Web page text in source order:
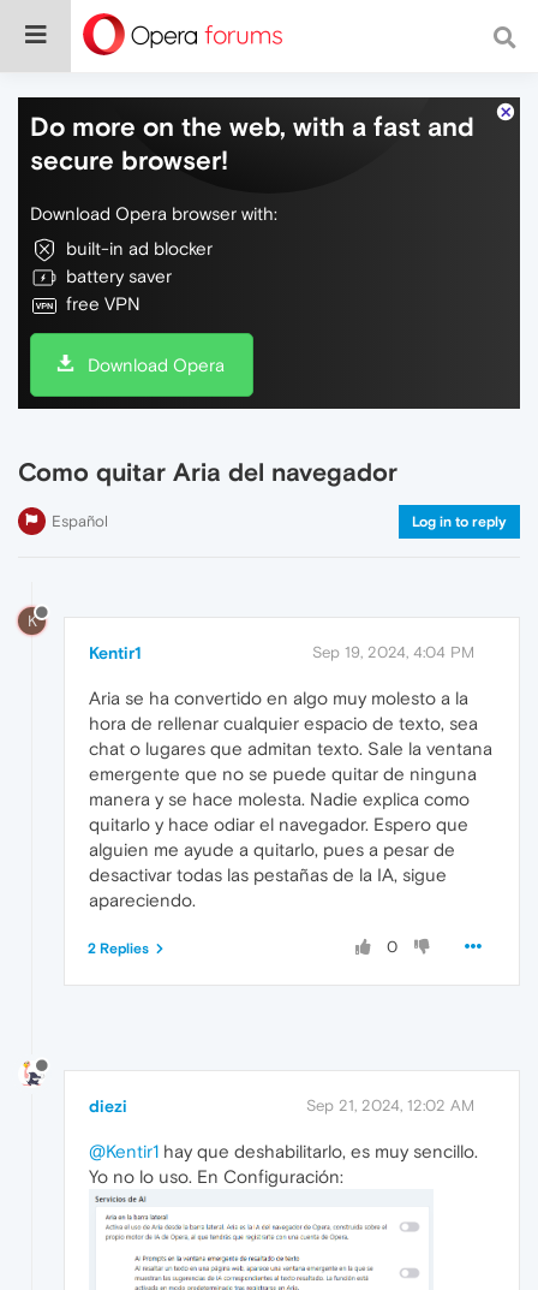
Do more on the web, with a fast and
secure browser!
Download Opera browser with:
built-in ad blocker
battery saver
free VPN
Download Opera
Como quitar Aria del navegador
Español Log in to reply
K
Kentir1 Sep 19, 2024, 4:04 PM
Aria se ha convertido en algo muy molesto a la
hora de rellenar cualquier espacio de texto, sea
chat o lugares que admitan texto. Sale la ventana
emergente que no se puede quitar de ninguna
manera y se hace molesta. Nadie explica como
quitarlo y hace odiar el navegador. Espero que
alguien me ayude a quitarlo, pues a pesar de
desactivar todas las pestañas de la IA, sigue
apareciendo.
0
2 Replies
diezi Sep 21, 2024, 12:02 AM
@Kentir1 hay que deshabilitarlo, es muy sencillo.
Yo no lo uso. En Configuración: